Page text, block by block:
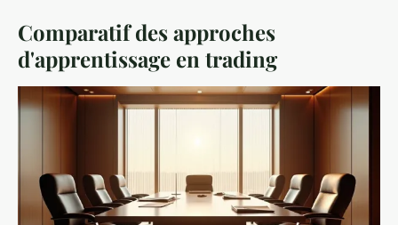
Comparatif des approches
d'apprentissage en trading